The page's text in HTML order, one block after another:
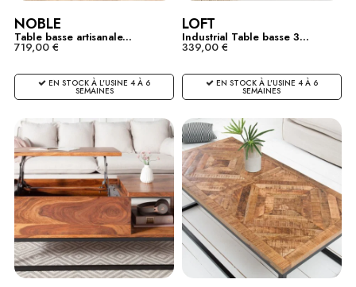
NOBLE
Table basse artisanale...
719,00 €
EN STOCK À L'USINE 4 À 6
SEMAINES
LOFT
Industrial Table basse 3...
339,00 €
EN STOCK À L'USINE 4 À 6
SEMAINES